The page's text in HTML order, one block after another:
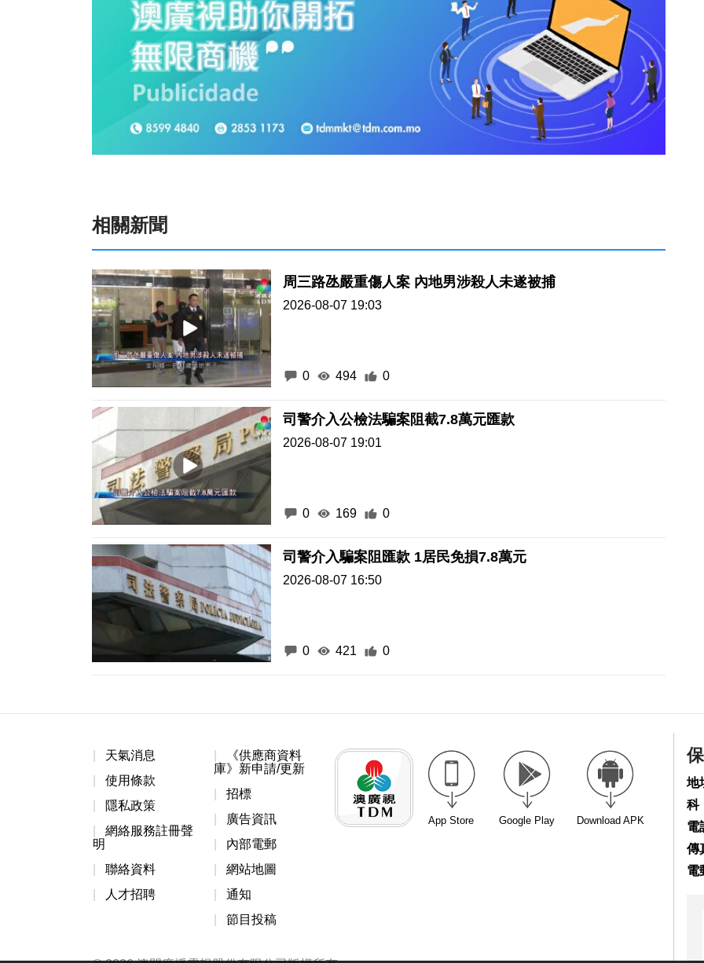
相關新聞
周三路氹嚴重傷人案 內地男涉殺人未遂被捕
2026-08-07 19:03
0 494 0
司警介入公檢法騙案阻截7.8萬元匯款
2026-08-07 19:01
0 169 0
司警介入騙案阻匯款 1居民免損7.8萬元
2026-08-07 16:50
0 421 0
天氣消息
使用條款
隱私政策
網絡服務註冊聲
明
聯絡資料
人才招聘
《供應商資料
庫》新申請/更新
招標
廣告資訊
內部電郵
網站地圖
通知
節目投稿
App Store Google Play Download APK
地
科
電
傳
電